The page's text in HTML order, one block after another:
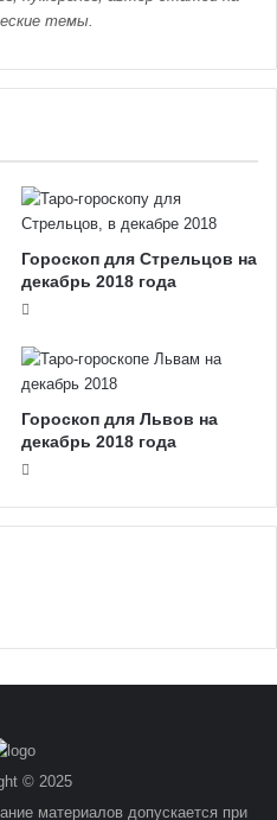
темы.
Гороскоп для Стрельцов на
декабрь 2018 года
Гороскоп для Львов на
декабрь 2018 года
© 2025
материалов допускается при